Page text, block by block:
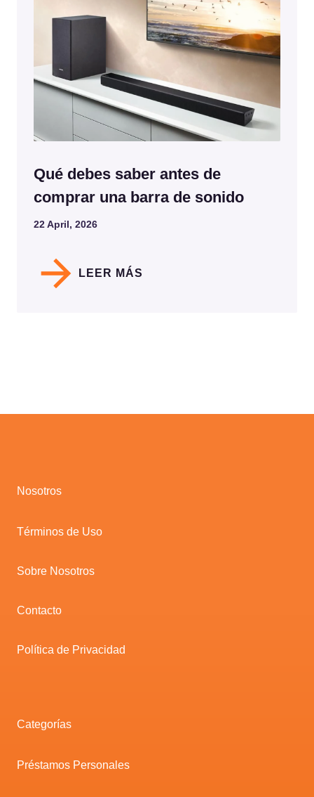
Qué debes saber antes de
comprar una barra de sonido
22 April, 2026
LEER MÁS
Nosotros
Términos de Uso
Sobre Nosotros
Contacto
Política de Privacidad
Categorías
Préstamos Personales